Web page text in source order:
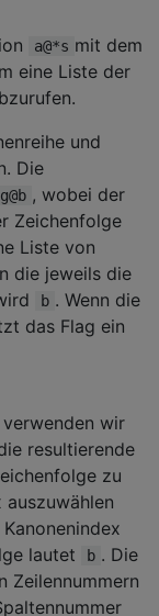
a@*s mit dem
eine Liste der
und
Die
g@b , wobei der
Zeichenfolge
Liste von
die jeweils die
b . Wenn die
das Flag ein
wir
resultierende
zu
lautet
b . Die
Zeilennummern